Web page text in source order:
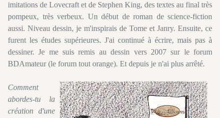
imitations de Lovecraft et de Stephen King, des textes au final très
pompeux, très verbeux. Un début de roman de science-fiction
aussi. Niveau dessin, je m'inspirais de Tome et Janry. Ensuite, ce
furent les études supérieures. J'ai continué à écrire, mais pas à
dessiner. Je me suis remis au dessin vers 2007 sur le forum
BDAmateur (le forum tout orange). Et depuis je n'ai plus arrêté.
Comment
abordes-tu la
création d'une